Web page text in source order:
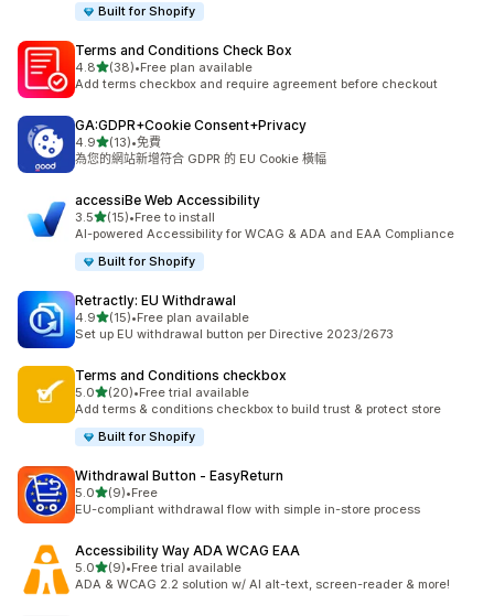
Built for Shopify
Terms and Conditions Check Box
4.8滿分 5 顆星
(38)
共有 38 則評價
•Free plan available
Add terms checkbox and require agreement before checkout
GA:GDPR+Cookie Consent+Privacy
4.9滿分 5 顆星
(13)
共有 13 則評價
•免費
為您的網站新增符合 GDPR 的 EU Cookie 橫幅
accessiBe Web Accessibility
3.5滿分 5 顆星
(15)
共有 15 則評價
•Free to install
AI-powered Accessibility for WCAG & ADA and EAA Compliance
Built for Shopify
Retractly: EU Withdrawal
4.9滿分 5 顆星
(15)
共有 15 則評價
•Free plan available
Set up EU withdrawal button per Directive 2023/2673
Terms and Conditions checkbox
5.0滿分 5 顆星
(20)
共有 20 則評價
•Free trial available
Add terms & conditions checkbox to build trust & protect store
Built for Shopify
Withdrawal Button ‑ EasyReturn
5.0滿分 5 顆星
(9)
共有 9 則評價
•Free
EU-compliant withdrawal flow with simple in-store process
Accessibility Way ADA WCAG EAA
5.0滿分 5 顆星
(9)
共有 9 則評價
•Free trial available
ADA & WCAG 2.2 solution w/ AI alt-text, screen-reader & more!